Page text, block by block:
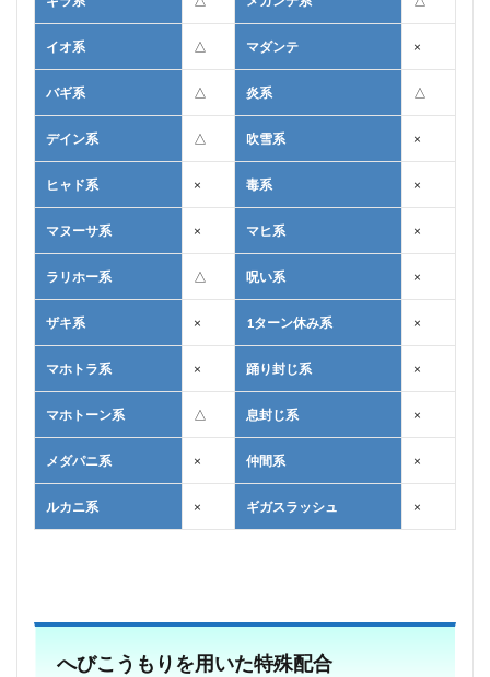
イオ系 △ マダンテ ×
バギ系 △ 炎系 △
デイン系 △ 吹雪系 ×
ヒャド系 × 毒系 ×
マヌーサ系 × マヒ系 ×
ラリホー系 △ 呪い系 ×
ザキ系 × 1ターン休み系 ×
マホトラ系 × 踊り封じ系 ×
マホトーン系 △ 息封じ系 ×
メダパニ系 × 仲間系 ×
ルカニ系 × ギガスラッシュ ×
へびこうもりを用いた特殊配合